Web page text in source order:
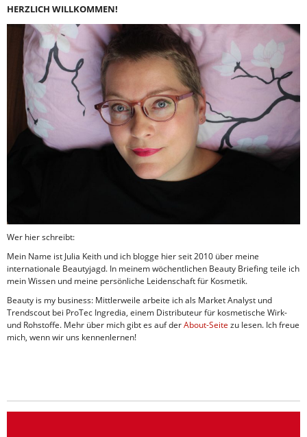
HERZLICH WILLKOMMEN!
Wer hier schreibt:
Mein Name ist Julia Keith und ich blogge hier seit 2010 über meine
internationale Beautyjagd. In meinem wöchentlichen Beauty Briefing teile ich
mein Wissen und meine persönliche Leidenschaft für Kosmetik.
Beauty is my business: Mittlerweile arbeite ich als Market Analyst und
Trendscout bei ProTec Ingredia, einem Distributeur für kosmetische Wirk-
und Rohstoffe. Mehr über mich gibt es auf derAbout-Seite zu lesen. Ich freue
mich, wenn wir uns kennenlernen!